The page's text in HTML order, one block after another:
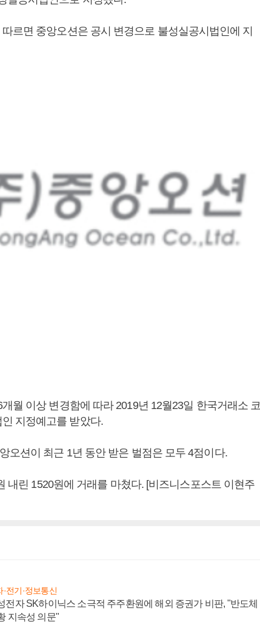
르면 중앙오션은 공시 변경으로 불성실공시법인에 지
월 이상 변경함에 따라 2019년 12월23일 한국거래소 코
지정예고를 받았다.
오션이 최근 1년 동안 받은 벌점은 모두 4점이다.
내린 1520원에 거래를 마쳤다. [비즈니스포스트 이현주
·전기·정보통신
전자 SK하이닉스 소극적 주주환원에 해외 증권가 비판, "반도체
지속성 의문"